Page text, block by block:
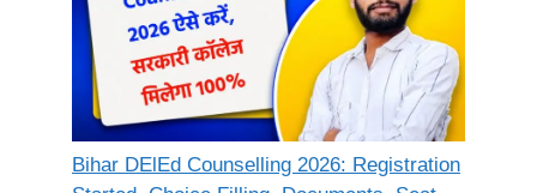
Bihar DElEd Counselling 2026: Registration